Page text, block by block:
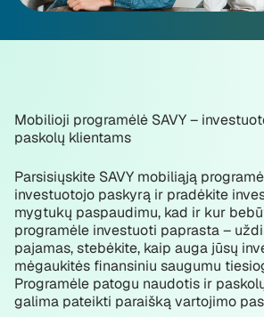
Mobilioji programėlė SAVY –
paskolų klientams
Parsisiųskite SAVY mobiliąją
investuotojo paskyrą ir pradėkite
mygtukų paspaudimu, kad ir kur
programėle investuoti paprasta –
pajamas, stebėkite, kaip auga jūsų
mėgaukitės finansiniu saugumu
Programėle patogu naudotis ir
galima pateikti paraišką vartojimo